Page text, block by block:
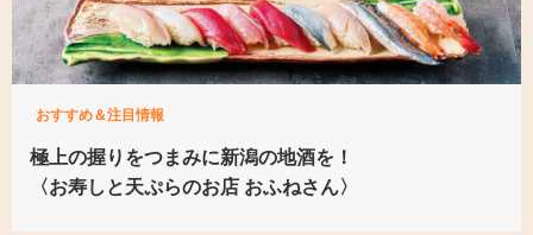
おすすめ＆注目情報
極上の握りをつまみに新潟の地酒を！
〈お寿しと天ぷらのお店 おふねさん〉